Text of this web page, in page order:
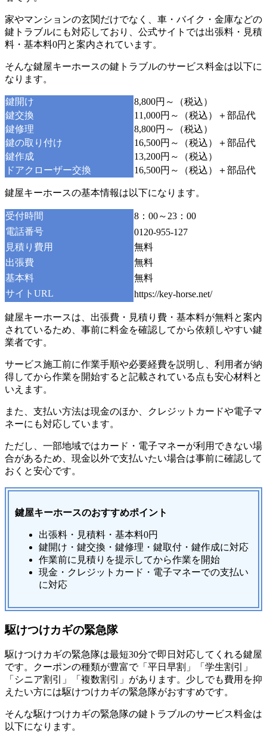
家やマンションの玄関だけでなく、車・バイク・金庫などの
鍵トラブルにも対応しており、公式サイトでは出張料・見積
料・基本料0円と案内されています。
そんな鍵屋キーホースの鍵トラブルのサービス料金は以下に
なります。
鍵開け
8,800円～（税込）
鍵交換
11,000円～（税込）＋部品代
鍵修理
8,800円～（税込）
鍵の取り付け
16,500円～（税込）＋部品代
鍵作成
13,200円～（税込）
ドアクローザー交換
16,500円～（税込）＋部品代
鍵屋キーホースの基本情報は以下になります。
受付時間
8：00～23：00
電話番号
0120-955-127
見積り費用
無料
出張費
無料
基本料
無料
サイトURL
https://key-horse.net/
鍵屋キーホースは、出張費・見積り費・基本料が無料と案内
されているため、事前に料金を確認してから依頼しやすい鍵
業者です。
サービス施工前に作業手順や必要経費を説明し、利用者が納
得してから作業を開始すると記載されている点も安心材料と
いえます。
また、支払い方法は現金のほか、クレジットカードや電子マ
ネーにも対応しています。
ただし、一部地域ではカード・電子マネーが利用できない場
合があるため、現金以外で支払いたい場合は事前に確認して
おくと安心です。
鍵屋キーホースのおすすめポイント
出張料・見積料・基本料0円
鍵開け・鍵交換・鍵修理・鍵取付・鍵作成に対応
作業前に見積りを提示してから作業を開始
現金・クレジットカード・電子マネーでの支払い
に対応
駆けつけカギの緊急隊
駆けつけカギの緊急隊は最短30分で即日対応してくれる鍵屋
です。クーポンの種類が豊富で「平日早割」「学生割引」
「シニア割引」「複数割引」があります。少しでも費用を抑
えたい方には駆けつけカギの緊急隊がおすすめです。
そんな駆けつけカギの緊急隊の鍵トラブルのサービス料金は
以下になります。